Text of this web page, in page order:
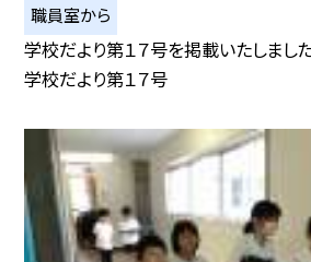
職員室から
学校だより第１７号を掲載いたしまし
学校だより第１７号